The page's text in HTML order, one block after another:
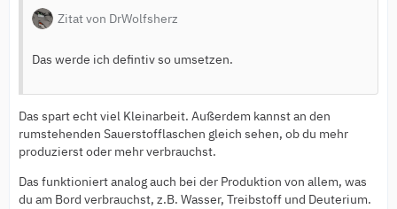
Zitat von DrWolfsherz
Das werde ich defintiv so umsetzen.
Das spart echt viel Kleinarbeit. Außerdem kannst an den
rumstehenden Sauerstofflaschen gleich sehen, ob du mehr
produzierst oder mehr verbrauchst.
Das funktioniert analog auch bei der Produktion von allem, was
du am Bord verbrauchst, z.B. Wasser, Treibstoff und Deuterium.